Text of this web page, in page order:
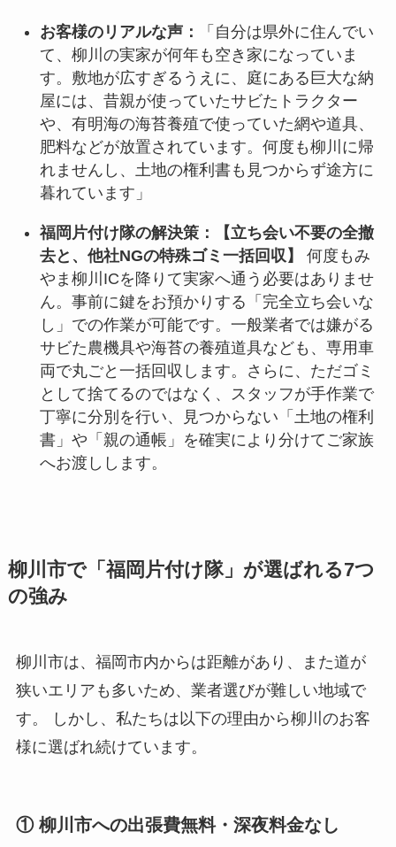
お客様のリアルな声：
「自分は県外に住んでい
て、柳川の実家が何年も空き家になっていま
す。敷地が広すぎるうえに、庭にある巨大な納
屋には、昔親が使っていたサビたトラクター
や、有明海の海苔養殖で使っていた網や道具、
肥料などが放置されています。何度も柳川に帰
れませんし、土地の権利書も見つからず途方に
暮れています」
福岡片付け隊の解決策：【立ち会い不要の全撤
去と、他社NGの特殊ゴミ一括回収】
何度もみ
やま柳川ICを降りて実家へ通う必要はありませ
ん。事前に鍵をお預かりする「完全立ち会いな
し」での作業が可能です。一般業者では嫌がる
サビた農機具や海苔の養殖道具なども、専用車
両で丸ごと一括回収します。さらに、ただゴミ
として捨てるのではなく、スタッフが手作業で
丁寧に分別を行い、見つからない「土地の権利
書」や「親の通帳」を確実により分けてご家族
へお渡しします。
柳川市で「福岡片付け隊」が選ばれる7つ
の強み
柳川市は、福岡市内からは距離があり、また道が
狭いエリアも多いため、業者選びが難しい地域で
す。 しかし、私たちは以下の理由から柳川のお客
様に選ばれ続けています。
① 柳川市への出張費無料・深夜料金なし